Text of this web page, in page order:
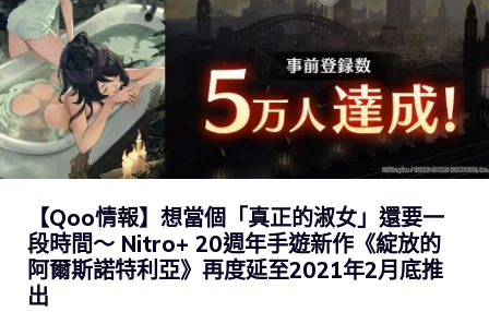
【Qoo情報】想當個「真正的淑女」還要一
段時間～ Nitro+ 20週年手遊新作《綻放的
阿爾斯諾特利亞》再度延至2021年2月底推
出